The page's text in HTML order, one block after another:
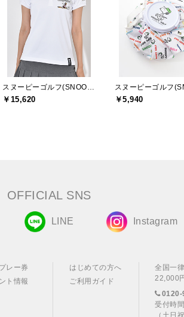
￥15,620 ￥5,940
OFFICIAL SNS
LINE Instagram
レー券
ト情報
はじめての方へ
ご利用ガイド
全国一
22,000
0120-
受付時
（土日